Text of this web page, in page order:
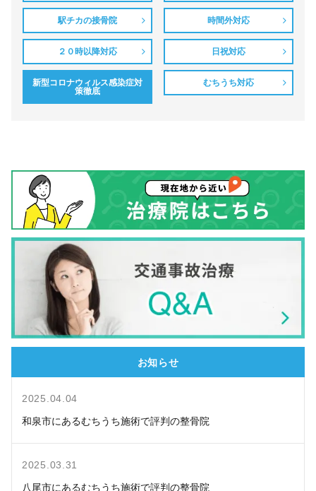
駅チカの接骨院 時間外対応
２０時以降対応 日祝対応
新型コロナウィルス感染症対
策徹底
むちうち対応
お知らせ
2025.04.04
和泉市にあるむちうち施術で評判の整骨院
2025.03.31
八尾市にあるむちうち施術で評判の整骨院